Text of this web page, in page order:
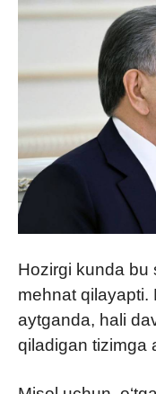
Hozirgi kunda bu
mehnat qilayapti.
aytganda, hali
qiladigan tizimga